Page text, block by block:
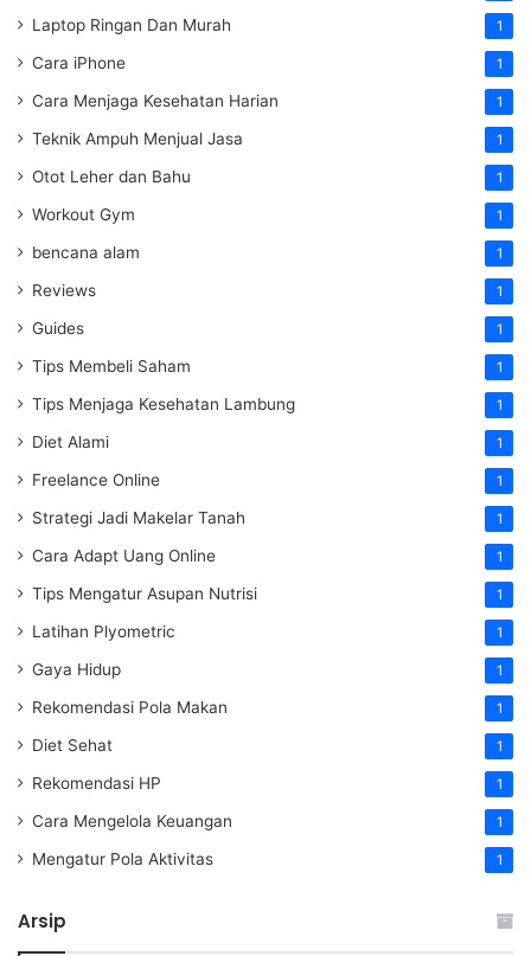
Laptop Ringan Dan Murah 1
Cara iPhone 1
Cara Menjaga Kesehatan Harian 1
Teknik Ampuh Menjual Jasa 1
Otot Leher dan Bahu 1
Workout Gym 1
bencana alam 1
Reviews 1
Guides 1
Tips Membeli Saham 1
Tips Menjaga Kesehatan Lambung 1
Diet Alami 1
Freelance Online 1
Strategi Jadi Makelar Tanah 1
Cara Adapt Uang Online 1
Tips Mengatur Asupan Nutrisi 1
Latihan Plyometric 1
Gaya Hidup 1
Rekomendasi Pola Makan 1
Diet Sehat 1
Rekomendasi HP 1
Cara Mengelola Keuangan 1
Mengatur Pola Aktivitas 1
Arsip